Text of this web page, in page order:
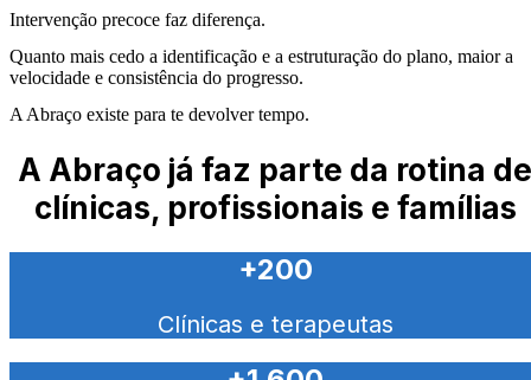
Intervenção precoce faz diferença.
Quanto mais cedo a identificação e a estruturação do plano, maior a
velocidade e consistência do progresso.
A Abraço existe para te devolver tempo.
A Abraço já faz parte da rotina de
clínicas, profissionais e famílias
+200
Clínicas e terapeutas